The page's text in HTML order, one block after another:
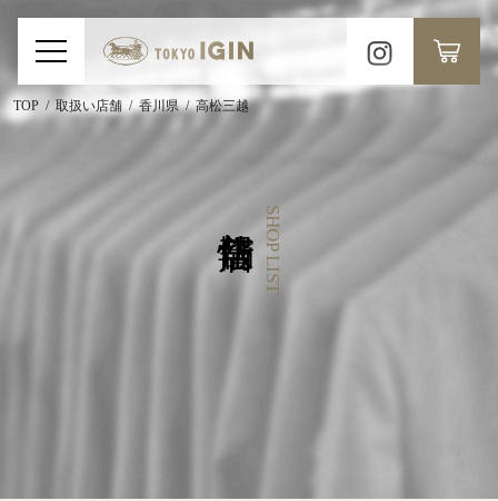
SHOP LIST
TOP 取扱い店舗 香川県 高松三越